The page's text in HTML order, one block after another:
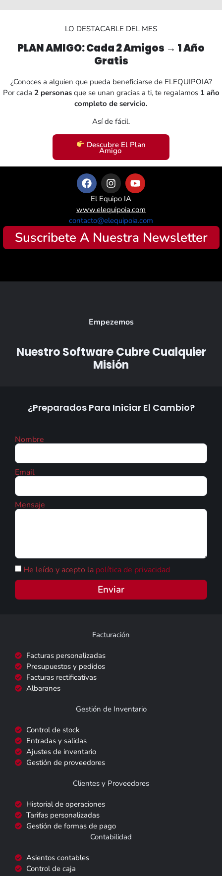
LO DESTACABLE DEL MES
PLAN AMIGO: Cada 2 Amigos → 1 Año
Gratis
¿Conoces a alguien que pueda beneficiarse de ELEQUIPOIA?
Por cada 2 personasque se unan gracias a ti, te regalamos 1 año
completo de servicio.
Así de fácil.
Descubre El Plan
Amigo ­
El Equipo IA
www.elequipoia.com
contacto@elequipoia.com
Suscribete A Nuestra Newsletter
Empezemos
Nuestro Software Cubre Cualquier
Misión
Facturación
Facturas personalizadas
Presupuestos y pedidos
Facturas rectificativas
Albaranes
Gestión de Inventario
Control de stock
Entradas y salidas
Ajustes de inventario
Gestión de proveedores
Clientes y Proveedores
Historial de operaciones
Tarifas personalizadas
Gestión de formas de pago
Contabilidad
Asientos contables
Control de caja
¿Preparados Para Iniciar El Cambio?
Nombre
Email
Mensaje
He leído y acepto la política de privacidad
Enviar